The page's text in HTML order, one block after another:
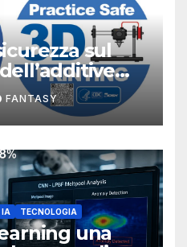
sul
secondo
FANTASY
IA TECNOLOGIA
una